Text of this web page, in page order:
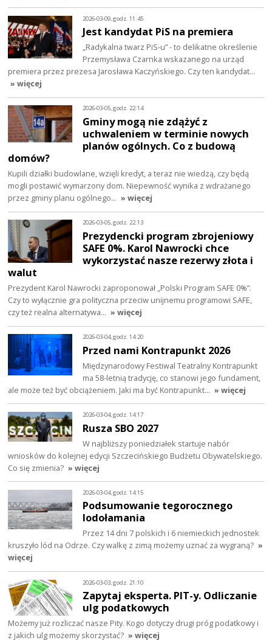
2026-03-09, godz. 11:45
Jest kandydat PiS na premiera
„Radykalna twarz PiS-u” - to delikatne określenie
Przemysława Czarnka wskazanego na urząd
premiera przez prezesa Jarosława Kaczyńskiego. Czy ten kandydat…
» więcej
2026-03-05, godz. 22:14
Gminy mogą nie zdążyć z
uchwaleniem w terminie nowych
planów ogólnych. Co z budową
domów?
Kupili działki budowlane, wzięli kredyt, a teraz nie wiedzą, czy będą
mogli postawić wymarzony dom. Niepewność wynika z wdrażanego
przez gminy planu ogólnego… » więcej
2026-03-05, godz. 22:13
Prezydencki program zbrojeniowy
SAFE 0%. Karol Nawrocki chce
wykorzystać nasze rezerwy złota i
walut
Prezydent Karol Nawrocki zaproponował „Polski Program SAFE 0%”.
Czy to wyłącznie gra polityczna przeciw unijnemu programowi SAFE,
czy też realna alternatywa… » więcej
2026-03-04, godz. 14:20
Przed nami Kontrapunkt 2026
Międzynarodowy Festiwal Teatralny Kontrapunkt
ma 58-letnią tradycję, co stanowi jego fundament,
ale może też być obciążeniem. Jaki ma być Kontrapunkt… » więcej
2026-03-04, godz. 14:17
Rusza SBO 2027
W najbliższy poniedziałek startuje nabór
wniosków do kolejnej edycji Szczecińskiego Budżetu Obywatelskiego.
Co się zmienia? » więcej
2026-03-04, godz. 14:15
Podsumowanie tegorocznego
lodołamania
Przez 14 dni 7 polskich i 6 niemieckich jednostek
kruszyło lód na Odrze. Czy walkę z zimą możemy uznać za wygraną? »
więcej
2026-03-03, godz. 21:10
Zapytaj eksperta. PIT-y. Odliczanie
ulg podatkowych
Możemy już rozliczać nasze Pity. Kogo dotyczy drugi próg podatkowy i
z jakich ulg możemy skorzystać? » więcej